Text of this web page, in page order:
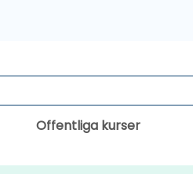
Offentliga kurser